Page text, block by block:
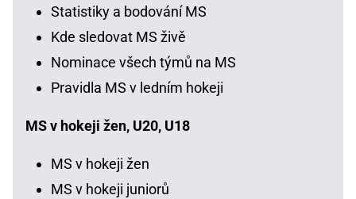
Statistiky a bodování MS
Kde sledovat MS živě
Nominace všech týmů na MS
Pravidla MS v ledním hokeji
MS v hokeji žen, U20, U18
MS v hokeji žen
MS v hokeji juniorů